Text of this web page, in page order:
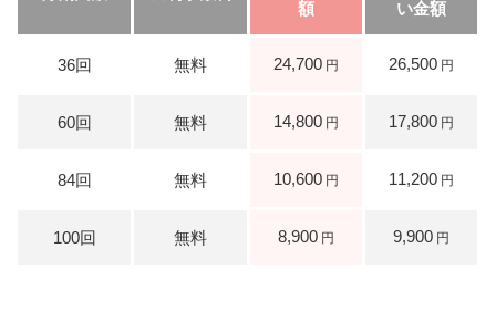
24,700 26,500
14,800 17,800
10,600 11,200
8,900 9,900